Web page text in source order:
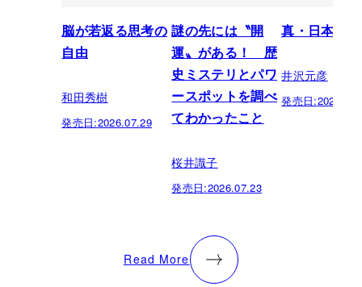
脳が若返る思考の
自由
和田秀樹
発売日:2026.07.29
謎の先には〝開
運〟がある！ 歴
史ミステリとパワ
ースポットを調べ
てわかったこと
桜井識子
発売日:2026.07.23
真・日本の
井沢元彦
発売日:
Read More